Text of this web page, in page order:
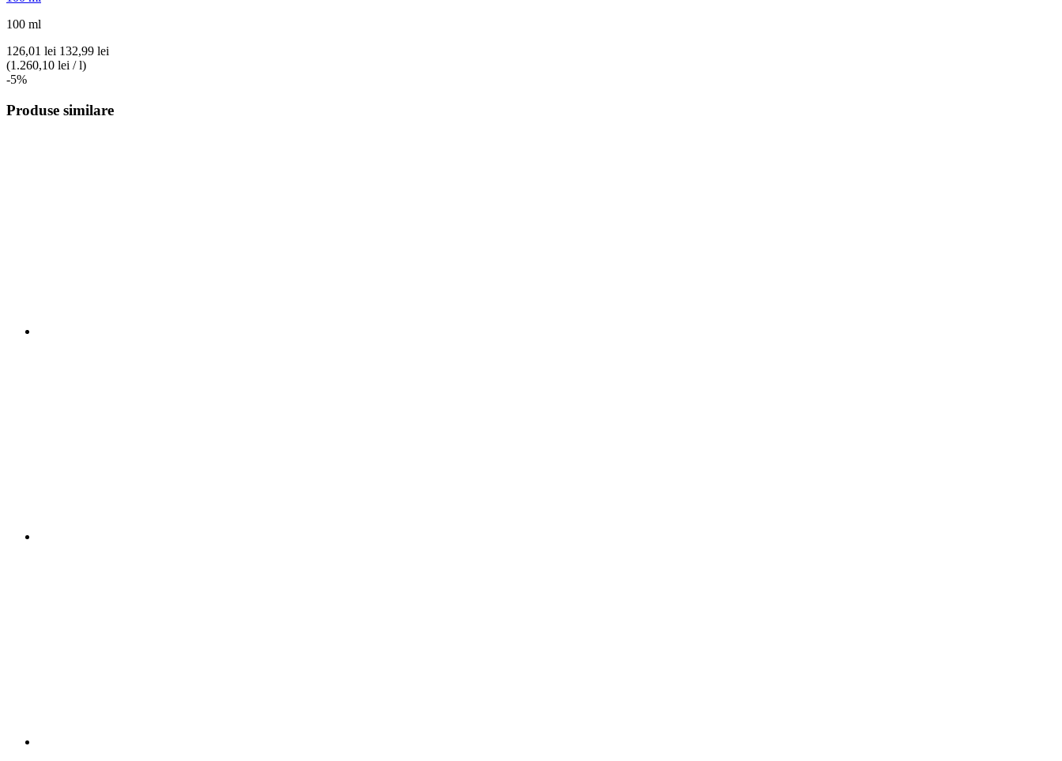
100 ml
126,01 lei 132,99 lei
(1.260,10 lei / l)
-5%
Produse similare